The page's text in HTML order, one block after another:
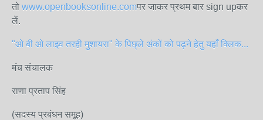
तो www.openbooksonline.comपर जाकर प्रथम बार sign upकर
लें.
"ओ बी ओ लाइव तरही मुशायरा" के पिछ्ले अंकों को पढ़ने हेतु यहाँ क्लिक...
मंच संचालक
राणा प्रताप सिंह
(सदस्य प्रबंधन समूह)